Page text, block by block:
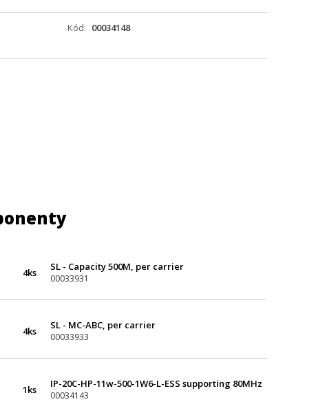
Kód
00034148
4ks SL - Capacity 500M, per carrier
00033931
4ks SL - MC-ABC, per carrier
00033933
1ks IP-20C-HP-11w-500-1W6-L-ESS supporting 80MHz
00034143